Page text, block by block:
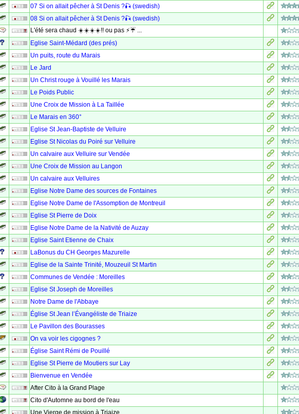
07 Si on allait pêcher à St Denis ?🎣 (swedish)
08 Si on allait pêcher à St Denis ?🎣 (swedish)
L'été sera chaud ☀️☀️☀️☀️!! ou pas ⚡☔ ...
Eglise Saint-Médard (des prés)
Un puits, route du Marais
Le Jard
Un Christ rouge à Vouillé les Marais
Le Poids Public
Une Croix de Mission à La Taillée
Le Marais en 360°
Eglise St Jean-Baptiste de Velluire
Eglise St Nicolas du Poiré sur Velluire
Un calvaire aux Velluire sur Vendée
Une Croix de Mission au Langon
Un calvaire aux Velluires
Eglise Notre Dame des sources de Fontaines
Eglise Notre Dame de l'Assomption de Montreuil
Eglise St Pierre de Doix
Eglise Notre Dame de la Nativité de Auzay
Eglise Saint Etienne de Chaix
LaBonus du CH Georges Mazurelle
Eglise de la Sainte Trinité, Mouzeuil St Martin
Communes de Vendée : Moreilles
Eglise St Joseph de Moreilles
Notre Dame de l'Abbaye
Église St Jean l’Évangéliste de Triaize
Le Pavillon des Bourasses
On va voir les cigognes ?
Église Saint Rémi de Pouillé
Eglise St Pierre de Moutiers sur Lay
Bienvenue en Vendée
After Cito à la Grand Plage
Cito d'Automne au bord de l'eau
Une Vierge de mission à Triaize